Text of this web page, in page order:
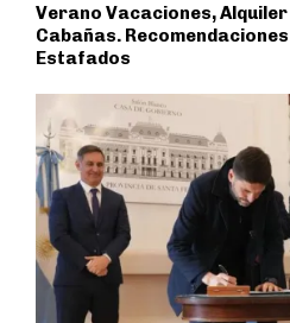
Verano Vacaciones,
Cabañas.
Estafados